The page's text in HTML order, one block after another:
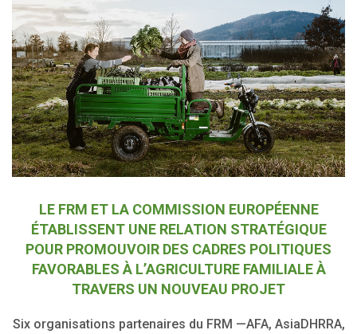
LE FRM ET LA COMMISSION EUROPÉENNE
ÉTABLISSENT UNE RELATION STRATÉGIQUE
POUR PROMOUVOIR DES CADRES POLITIQUES
FAVORABLES À L’AGRICULTURE FAMILIALE À
TRAVERS UN NOUVEAU PROJET
Six organisations partenaires du FRM —AFA, AsiaDHRRA,